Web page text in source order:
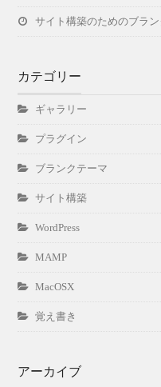
サイト構築のためのブラン
カテゴリー
ギャラリー
プラグイン
ブランクテーマ
サイト構築
WordPress
MAMP
MacOSX
覚え書き
アーカイブ